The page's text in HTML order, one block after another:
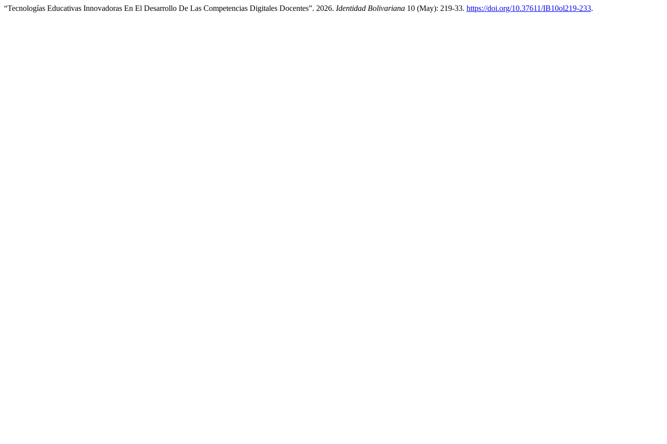
“Tecnologías Educativas Innovadoras En El Desarrollo De Las Competencias Digitales Docentes”. 2026. Identidad Bolivariana 10 (May): 219-33. https://doi.org/10.37611/IB10ol219-233.